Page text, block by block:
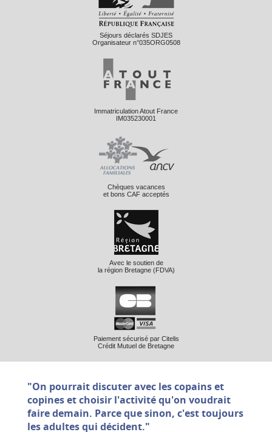
Séjours déclarés SDJES
Organisateur n°035ORG0508
Immatriculation Atout France
IM035230001
Chèques vacances
et bons CAF acceptés
Avec le soutien de
la région Bretagne (FDVA)
Paiement sécurisé par Citelis
Crédit Mutuel de Bretagne
"On pourrait discuter avec les copains et
copines et choisir l'activité qu'on voudrait
faire demain. Parce que sinon, c'est toujours
les adultes qui décident."